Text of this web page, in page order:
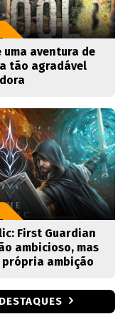
uma aventura de
tão agradável
First Guardian
ambicioso, mas
ambição